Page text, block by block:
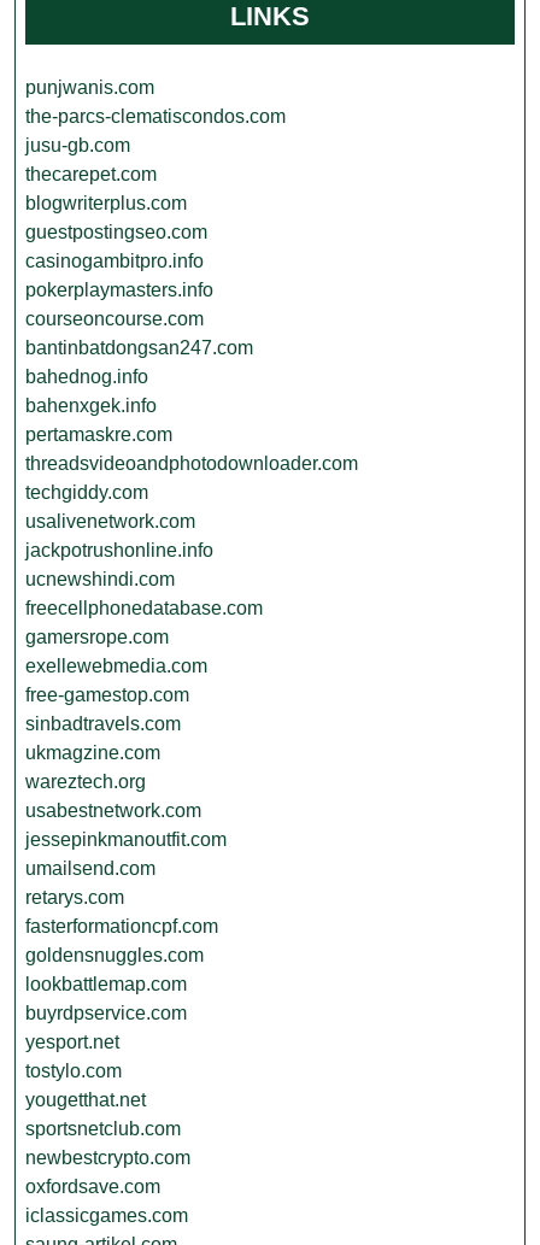
LINKS
punjwanis.com
the-parcs-clematiscondos.com
jusu-gb.com
thecarepet.com
blogwriterplus.com
guestpostingseo.com
casinogambitpro.info
pokerplaymasters.info
courseoncourse.com
bantinbatdongsan247.com
bahednog.info
bahenxgek.info
pertamaskre.com
threadsvideoandphotodownloader.com
techgiddy.com
usalivenetwork.com
jackpotrushonline.info
ucnewshindi.com
freecellphonedatabase.com
gamersrope.com
exellewebmedia.com
free-gamestop.com
sinbadtravels.com
ukmagzine.com
wareztech.org
usabestnetwork.com
jessepinkmanoutfit.com
umailsend.com
retarys.com
fasterformationcpf.com
goldensnuggles.com
lookbattlemap.com
buyrdpservice.com
yesport.net
tostylo.com
yougetthat.net
sportsnetclub.com
newbestcrypto.com
oxfordsave.com
iclassicgames.com